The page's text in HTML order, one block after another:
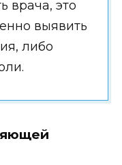
врача, это
выявить
либо